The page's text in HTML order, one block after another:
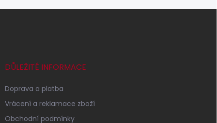
Z
DŮLEŽITÉ INFORMACE
Doprava a platba
Vrácení a reklamace zboží
Obchodní podmínky